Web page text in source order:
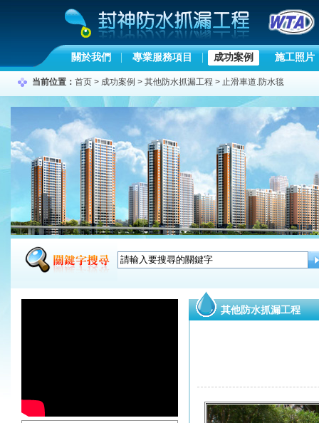
關於我們 專業服務項目 成功案例 施工照片
当前位置： 首页 > 成功案例 > 其他防水抓漏工程 > 止滑車道.防水毯
其他防水抓漏工程